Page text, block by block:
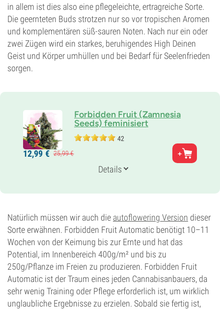
in allem ist dies also eine pflegeleichte, ertragreiche Sorte.
Die geernteten Buds strotzen nur so vor tropischen Aromen
und komplementären süß-sauren Noten. Nach nur ein oder
zwei Zügen wird ein starkes, beruhigendes High Deinen
Geist und Körper umhüllen und bei Bedarf für Seelenfrieden
sorgen.
Forbidden Fruit (Zamnesia
Seeds) feminisiert
42
Eltern
Cherry Pie x Tangie
25% Sativa
8-9 wochen
21%
CBD
0-1%
Blütentyp
Photoperiodisch
12,99 € 25,99€
Details
Natürlich müssen wir auch die autoflowering Version dieser
Sorte erwähnen. Forbidden Fruit Automatic benötigt 10–11
Wochen von der Keimung bis zur Ernte und hat das
Potential, im Innenbereich 400g/m² und bis zu
250g/Pflanze im Freien zu produzieren. Forbidden Fruit
Automatic ist der Traum eines jeden Cannabisanbauers, da
sehr wenig Training oder Pflege erforderlich ist, um wirklich
unglaubliche Ergebnisse zu erzielen. Sobald sie fertig ist,